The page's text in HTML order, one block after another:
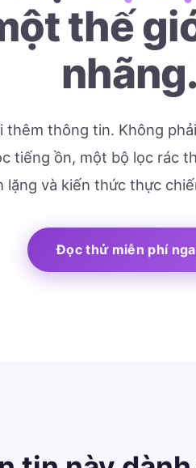
thế
nhãng.
thêm thông tin. Không
tiếng ồn, một bộ lọc rác
lặng và kiến thức thực
Đọc thử miễn phí